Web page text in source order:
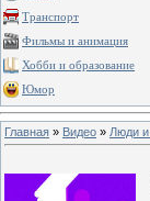
Транспорт
Фильмы и анимация
Хобби и образование
Юмор
Главная » Видео » Люди и